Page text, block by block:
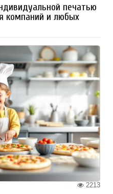
печатью
компаний и любых
2213